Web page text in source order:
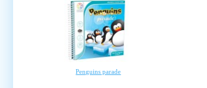
Penguins parade